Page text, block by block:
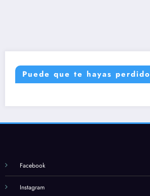
Puede que te hayas perdido
Facebook
Instagram